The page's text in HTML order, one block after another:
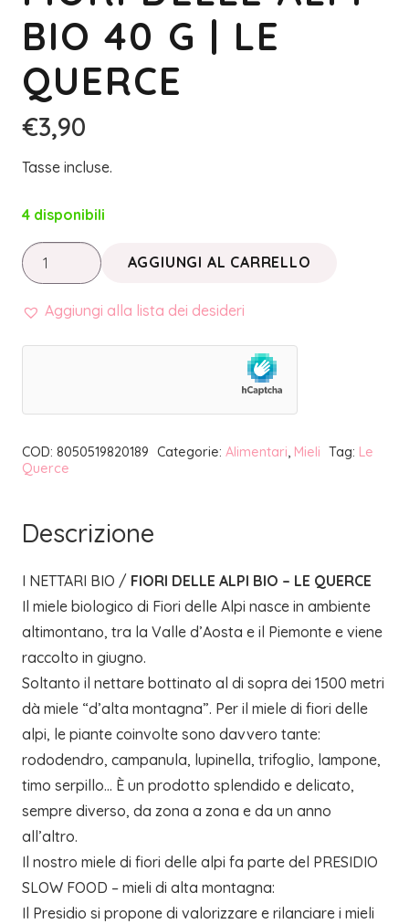
BIO 40 G | LE
QUERCE
€3,90
Tasse incluse.
4 disponibili
I
NETTARI
BIO
40
LE
quantità
AGGIUNGI AL CARRELLO
Aggiungi alla lista dei desideri
COD: 8050519820189 Categorie: Alimentari, Mieli Tag: Le
Querce
Descrizione
I NETTARI BIO / FIORI DELLE ALPI BIO – LE QUERCE
Il miele biologico di Fiori delle Alpi nasce in ambiente
altimontano, tra la Valle d’Aosta e il Piemonte e viene
raccolto in giugno.
Soltanto il nettare bottinato al di sopra dei 1500 metri
dà miele “d’alta montagna”. Per il miele di fiori delle
alpi, le piante coinvolte sono davvero tante:
rododendro, campanula, lupinella, trifoglio, lampone,
timo serpillo… È un prodotto splendido e delicato,
sempre diverso, da zona a zona e da un anno
all’altro.
Il nostro miele di fiori delle alpi fa parte del PRESIDIO
SLOW FOOD – mieli di alta montagna:
Il Presidio si propone di valorizzare e rilanciare i mieli